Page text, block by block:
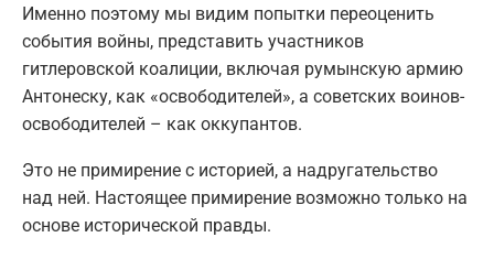
Именно поэтому мы видим попытки переоценить
события войны, представить участников
гитлеровской коалиции, включая румынскую армию
Антонеску, как «освободителей», а советских воинов-
освободителей – как оккупантов.
Это не примирение с историей, а надругательство
над ней. Настоящее примирение возможно только на
основе исторической правды.